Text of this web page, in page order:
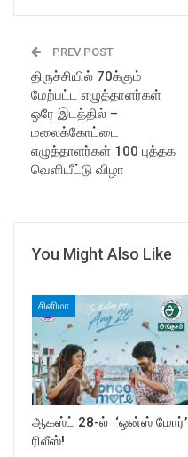
PREV POST
திருச்சியில் 70க்கும்
மேற்பட்ட எழுத்தாளர்கள்
ஒரே இடத்தில் –
மலைக்கோட்டை
எழுத்தாளர்கள் 100 புத்தக
வெளியீட்டு விழா
You Might Also Like
சினிமா
ஆகஸ்ட் 28-ல் ‘ஒன்ஸ் மோர்’
ரிலீஸ்!